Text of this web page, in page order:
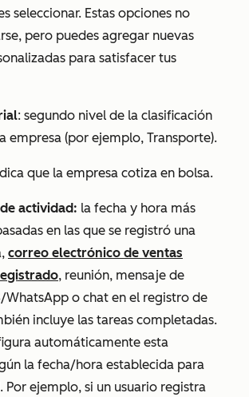
seleccionar. Estas opciones no
pero puedes agregar nuevas
para satisfacer tus
: segundo nivel de la clasificación
empresa (por ejemplo, Transporte).
que la empresa cotiza en bolsa.
actividad: la fecha y hora más
en las que se registró una
correo electrónico de ventas
, reunión, mensaje de
WhatsApp o chat en el registro de
incluye las tareas completadas.
automáticamente esta
la fecha/hora establecida para
Por ejemplo, si un usuario registra